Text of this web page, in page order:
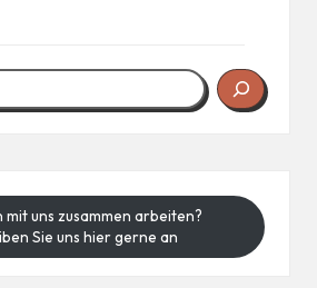
mit uns zusammen arbeiten?
Sie uns hier gerne an